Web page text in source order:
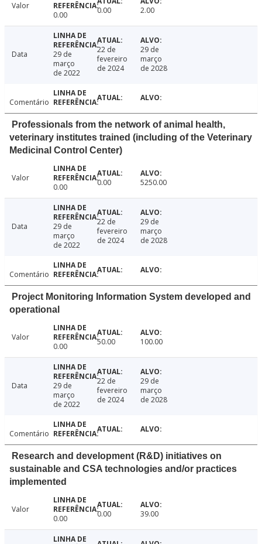
Valor
0.00
0.00 2.00
Data
29 de
março
de 2022
22 de
fevereiro
de 2024
29 de
março
de 2028
Comentário
Professionals from the network of animal health,
veterinary institutes trained (including of the Veterinary
Medicinal Control Center)
Valor
0.00
0.00 5250.00
Data
29 de
março
de 2022
22 de
fevereiro
de 2024
29 de
março
de 2028
Comentário
Project Monitoring Information System developed and
operational
Valor
0.00
50.00 100.00
Data
29 de
março
de 2022
22 de
fevereiro
de 2024
29 de
março
de 2028
Comentário
Research and development (R&D) initiatives on
sustainable and CSA technologies and/or practices
implemented
Valor
0.00
0.00 39.00